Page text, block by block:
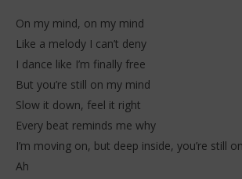
On my mind, on my mind
Like a melody I can’t deny
I dance like I’m finally free
But you’re still on my mind
Slow it down, feel it right
Every beat reminds me why
I’m moving on, but deep inside, you’re still
Ah